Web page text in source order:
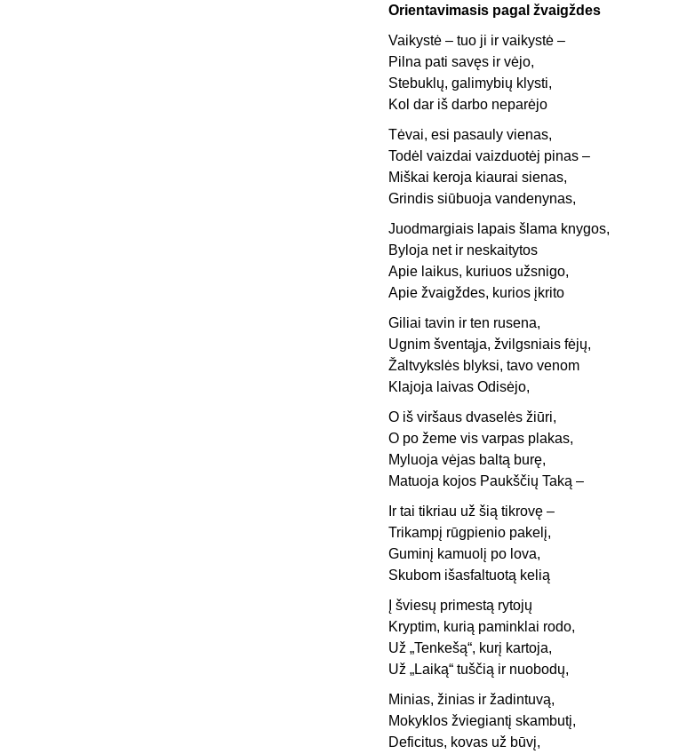
Orientavimasis pagal žvaigždes
Vaikystė – tuo ji ir vaikystė –
Pilna pati savęs ir vėjo,
Stebuklų, galimybių klysti,
Kol dar iš darbo neparėjo
Tėvai, esi pasauly vienas,
Todėl vaizdai vaizduotėj pinas –
Miškai keroja kiaurai sienas,
Grindis siūbuoja vandenynas,
Juodmargiais lapais šlama knygos,
Byloja net ir neskaitytos
Apie laikus, kuriuos užsnigo,
Apie žvaigždes, kurios įkrito
Giliai tavin ir ten rusena,
Ugnim šventąja, žvilgsniais fėjų,
Žaltvykslės blyksi, tavo venom
Klajoja laivas Odisėjo,
O iš viršaus dvaselės žiūri,
O po žeme vis varpas plakas,
Myluoja vėjas baltą burę,
Matuoja kojos Paukščių Taką –
Ir tai tikriau už šią tikrovę –
Trikampį rūgpienio pakelį,
Guminį kamuolį po lova,
Skubom išasfaltuotą kelią
Į šviesų primestą rytojų
Kryptim, kurią paminklai rodo,
Už „Tenkešą“, kurį kartoja,
Už „Laiką“ tuščią ir nuobodų,
Minias, žinias ir žadintuvą,
Mokyklos žviegiantį skambutį,
Deficitus, kovas už būvį,